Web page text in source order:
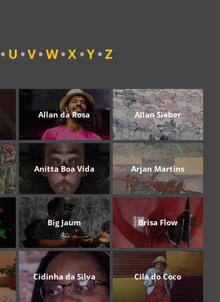
• U •V• W•X •Y• Z
Allan da Rosa Allan Sieber
Anitta Boa Vida Arjan Martins
Big Jaum Brisa Flow
Cidinha da Silva Cila do Coco